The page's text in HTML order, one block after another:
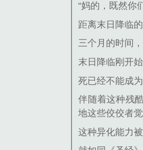
“妈的，既然你
距离末日降临
三个月的时间
末日降临刚开
死已经不能成
伴随着这种残
地这些佼佼者
这种异化能力